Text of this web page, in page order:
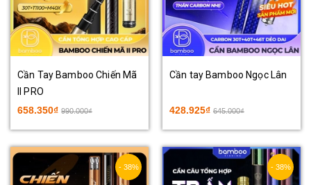
Cần Tay Bamboo Chiến Mã
II PRO
658.350₫ 990.000₫
Cần tay Bamboo Ngọc Lân
428.925₫ 645.000₫
- 38% - 38%